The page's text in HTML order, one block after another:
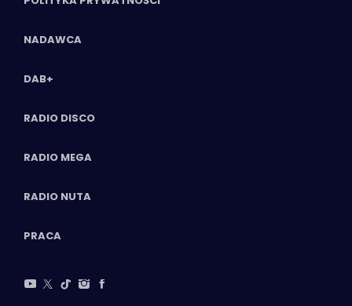
NADAWCA
DAB+
RADIO DISCO
RADIO MEGA
RADIO NUTA
PRACA